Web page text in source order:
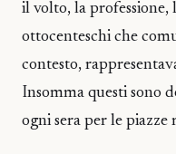
il volto, la professione,
ottocenteschi che
contesto,
Insomma questi sono
ogni sera per le piazze